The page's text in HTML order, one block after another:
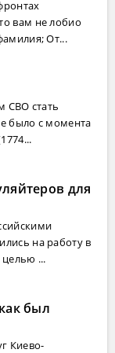
вам не лобио
От...
СВО стать
было с момента
для
на работу в
целью ...
был
Киево-